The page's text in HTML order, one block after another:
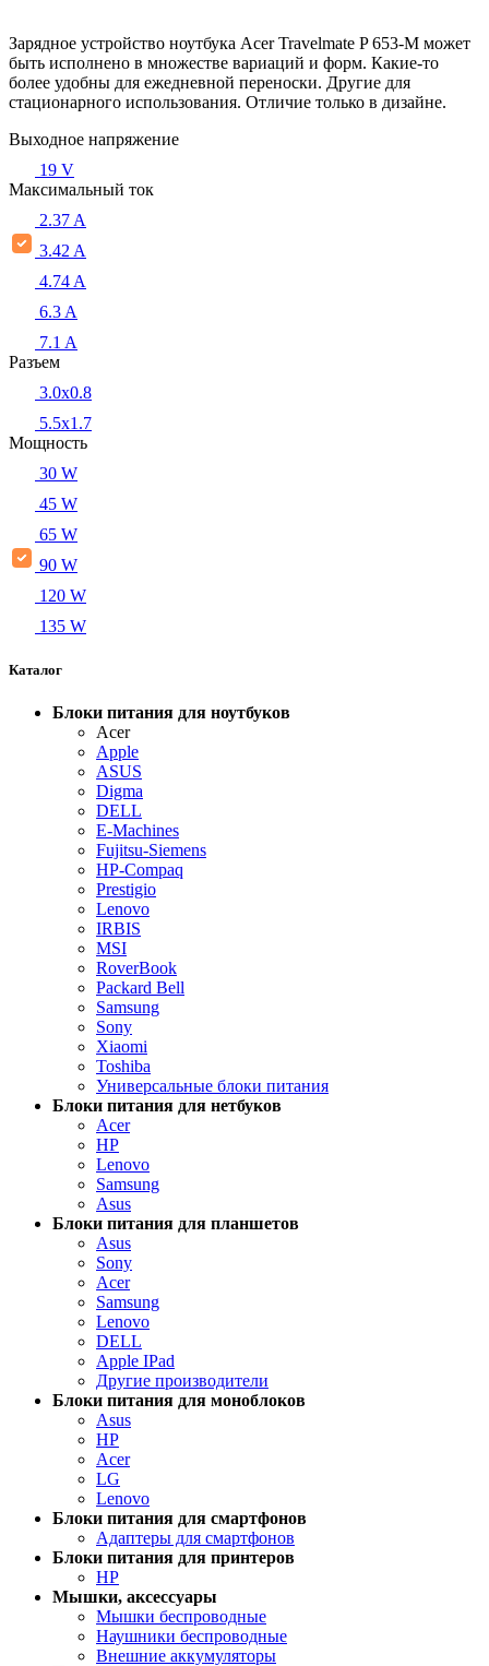
Зарядное устройство ноутбука Acer Travelmate P 653-M может
быть исполнено в множестве вариаций и форм. Какие-то
более удобны для ежедневной переноски. Другие для
стационарного использования. Отличие только в дизайне.
Выходное напряжение
19 V
Максимальный ток
2.37 A
3.42 A
4.74 A
6.3 A
7.1 A
Разъем
3.0x0.8
5.5х1.7
Мощность
30 W
45 W
65 W
90 W
120 W
135 W
Каталог
Блоки питания для ноутбуков
Acer
Apple
ASUS
Digma
DELL
E-Machines
Fujitsu-Siemens
HP-Compaq
Prestigio
Lenovo
IRBIS
MSI
RoverBook
Packard Bell
Samsung
Sony
Xiaomi
Toshiba
Универсальные блоки питания
Блоки питания для нетбуков
Acer
HP
Lenovo
Samsung
Asus
Блоки питания для планшетов
Asus
Sony
Acer
Samsung
Lenovo
DELL
Apple IPad
Другие производители
Блоки питания для моноблоков
Asus
HP
Acer
LG
Lenovo
Блоки питания для смартфонов
Адаптеры для смартфонов
Блоки питания для принтеров
HP
Мышки, аксессуары
Мышки беспроводные
Наушники беспроводные
Внешние аккумуляторы